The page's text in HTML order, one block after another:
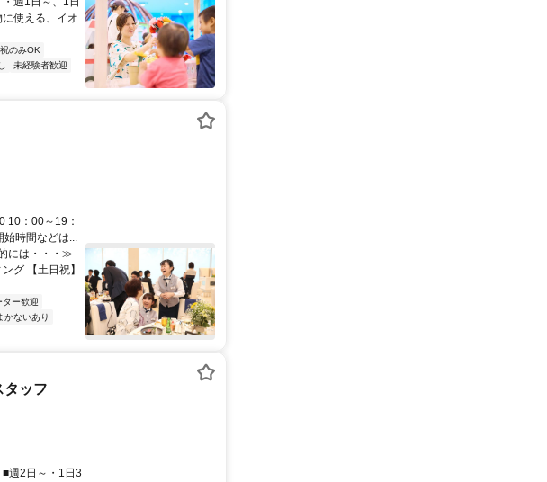
使える、イオ
のみOK
未経験者歓迎
10：00～19：
時間などは...
には・・・≫
グ 【土日祝】
ター歓迎
かないあり
タッフ
週2日～・1日3